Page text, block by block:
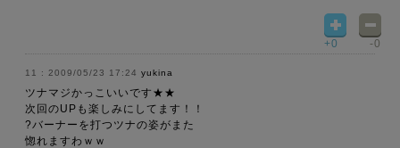
+0 -0
2009/05/23 17:24 yukina
ツナマジかっこいいです★★
次回のUPも楽しみにしてます！！
?バーナーを打つツナの姿がまた
惚れますわｗｗ